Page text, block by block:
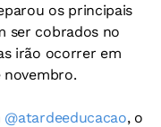
os principais
ser cobrados no
irão ocorrer em
novembro.
@atardeeducacao, o